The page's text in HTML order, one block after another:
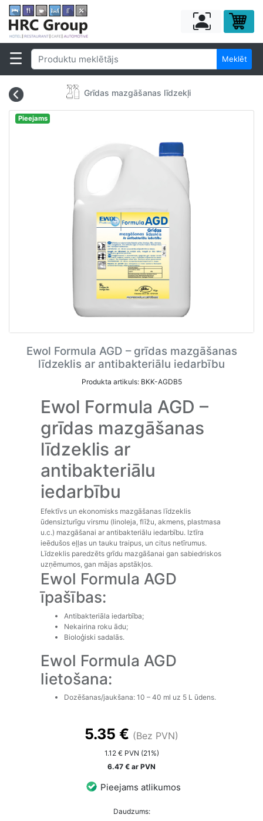
Meklēt
Grīdas mazgāšanas līdzekļi
Pieejams
Ewol Formula AGD – grīdas mazgāšanas
līdzeklis ar antibakteriālu iedarbību
Produkta artikuls: BKK-AGDB5
Ewol Formula AGD –
grīdas mazgāšanas
līdzeklis ar
antibakteriālu
iedarbību
Efektīvs un ekonomisks mazgāšanas līdzeklis
ūdensizturīgu virsmu (linoleja, flīžu, akmens, plastmasa
u.c.) mazgāšanai ar antibakteriālu iedarbību. Iztīra
ieēdušos eļļas un tauku traipus, un citus netīrumus.
Līdzeklis paredzēts grīdu mazgāšanai gan sabiedriskos
uzņēmumos, gan mājas apstākļos.
Ewol Formula AGD
īpašības:
Antibakteriāla iedarbība;
Nekairina roku ādu;
Bioloģiski sadalās.
Ewol Formula AGD
lietošana:
Dozēšanas/jaukšana: 10 – 40 ml uz 5 L ūdens.
5.35 € (Bez PVN)
1.12 € PVN (21%)
6.47 € ar PVN
Pieejams atlikumos
Daudzums: